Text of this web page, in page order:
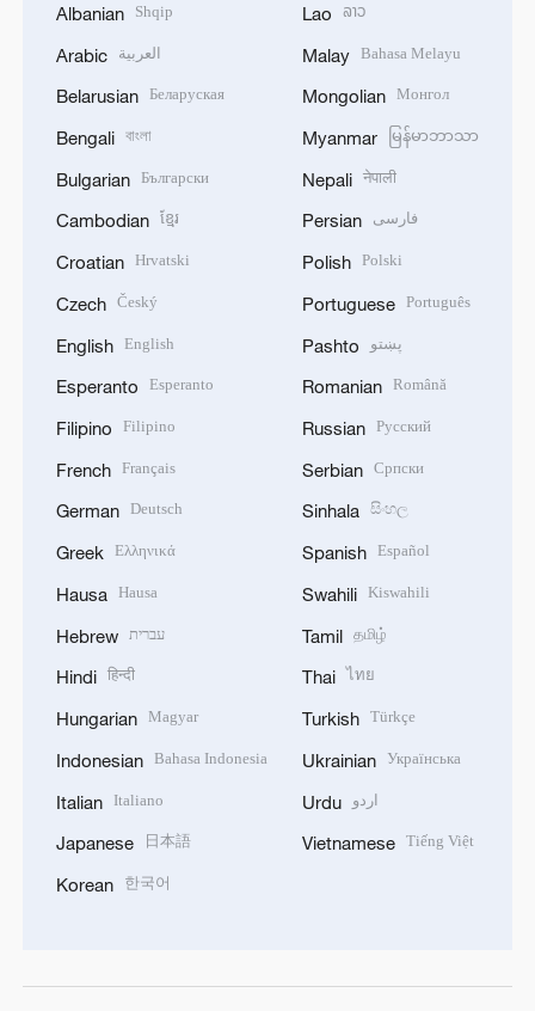
Albanian Shqip
Arabic العربية
Belarusian Беларуская
Bengali বাংলা
Bulgarian Български
Cambodian ខ្មែរ
Croatian Hrvatski
Czech Český
English English
Esperanto Esperanto
Filipino Filipino
French Français
German Deutsch
Greek Ελληνικά
Hausa Hausa
Hebrew עברית
Hindi हिन्दी
Hungarian Magyar
Indonesian Bahasa Indonesia
Italian Italiano
Japanese 日本語
Korean 한국어
Lao ລາວ
Malay Bahasa Melayu
Mongolian Монгол
Myanmar မြန်မာဘာသာ
Nepali नेपाली
Persian فارسی
Polish Polski
Portuguese Português
Pashto پښتو
Romanian Română
Russian Русский
Serbian Српски
Sinhala සිංහල
Spanish Español
Swahili Kiswahili
Tamil தமிழ்
Thai ไทย
Turkish Türkçe
Ukrainian Українська
Urdu اردو
Vietnamese Tiếng Việt